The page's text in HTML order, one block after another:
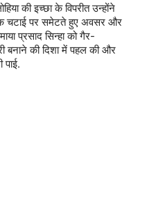
की इच्छा के विपरीत उन्होंने
पर समेटते हुए अवसर और
प्रसाद सिन्हा को गैर-
बनाने की दिशा में पहल की और